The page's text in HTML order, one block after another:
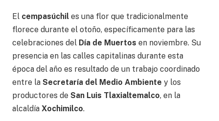
El cempasúchil es una flor que tradicionalmente
florece durante el otoño, específicamente para las
celebraciones del Día de Muertos en noviembre. Su
presencia en las calles capitalinas durante esta
época del año es resultado de un trabajo coordinado
entre la Secretaría del Medio Ambiente y los
productores de San Luis Tlaxialtemalco, en la
alcaldía Xochimilco.